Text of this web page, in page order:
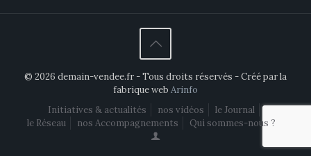
© 2026 demain-vendee.fr - Tous droits réservés - Créé par la
fabrique web Arinfo
Initiatives & actualités
nos vidéos
le Journal
le Réseau
nos Accompagnements Qui sommes-nous ?